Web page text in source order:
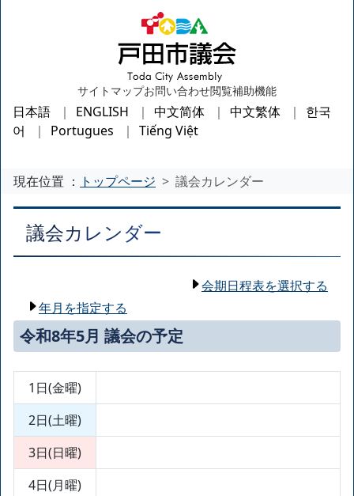
サイトマップお問い合わせ閲覧補助機能
日本語 ENGLISH 中文简体 中文繁体
한국
어
Portugues Tiếng Việt
現在位置 ： トップページ 議会カレンダー
議会カレンダー
会期日程表を選択する
年月を指定する
令和8年5月 議会の予定
1日(金曜)
2日(土曜)
3日(日曜)
4日(月曜)